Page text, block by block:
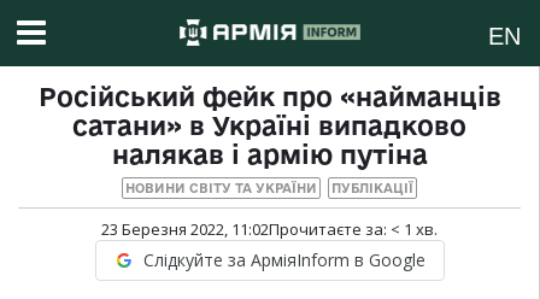
EN
Російський фейк про «найманців
сатани» в Україні випадково
налякав і армію путіна
НОВИНИ СВІТУ ТА УКРАЇНИ ПУБЛІКАЦІЇ
23 Березня 2022, 11:02Прочитаєте за: < 1 хв.
Слідкуйте за АрміяInform в Google